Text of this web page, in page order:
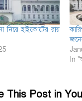
নিয়ে হাইকোর্টের রায়
In
This Post in